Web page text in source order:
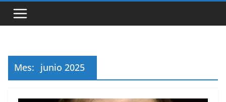
Mes: junio 2025